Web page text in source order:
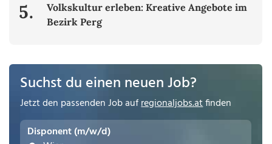
5.
Volkskultur erleben: Kreative Angebote im
Bezirk Perg
Suchst du einen neuen Job?
Jetzt den passenden Job aufregionaljobs.atfinden
Disponent (m/w/d)